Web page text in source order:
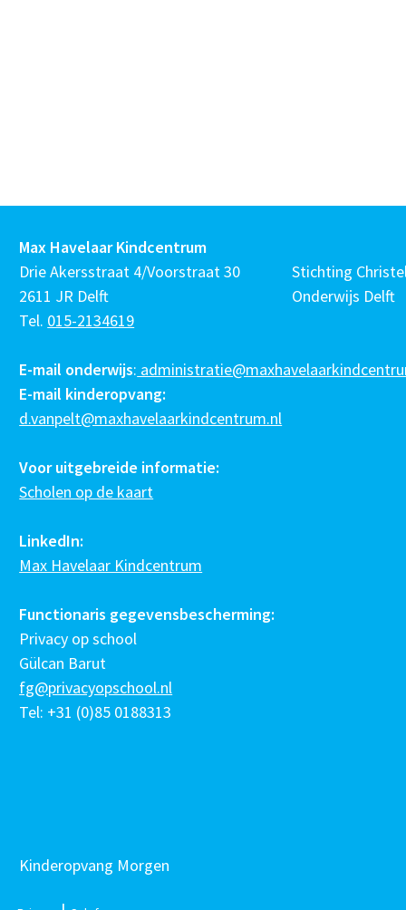
Max Havelaar Kindcentrum
Drie Akersstraat 4/Voorstraat 30
2611 JR Delft
Tel. 015-2134619
E-mail onderwijs:
E-mail kinderopvang:
d.vanpelt@maxhavelaarkindcentrum.nl
Voor uitgebreide informatie:
Scholen op de kaart
LinkedIn:
Max Havelaar Kindcentrum
Functionaris gegevensbescherming:
Privacy op school
Gülcan Barut
fg@privacyopschool.nl
Tel: +31 (0)85 0188313
Stichting
Onderwijs Delft
Kinderopvang Morgen